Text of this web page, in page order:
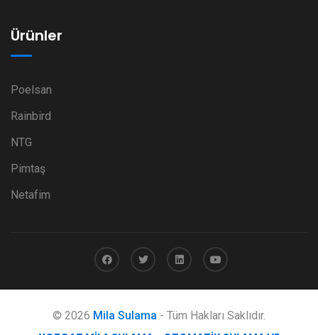
Ürünler
Poelsan
Rainbird
NTG
Pimtaş
Netafim
© 2026 Mila Sulama - Tüm Hakları Saklıdır.